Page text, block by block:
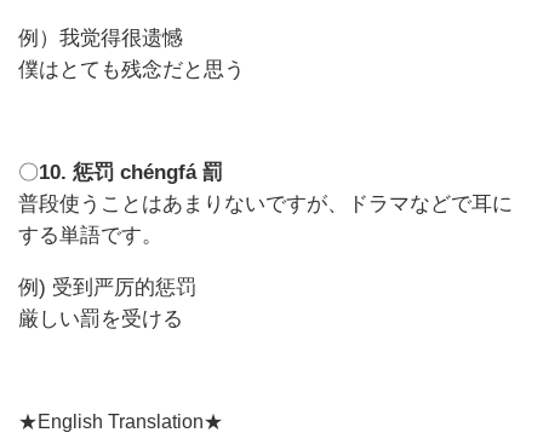
例）我觉得很遗憾
僕はとても残念だと思う
〇10. 惩罚 chéngfá 罰
普段使うことはあまりないですが、ドラマなどで耳に
する単語です。
例) 受到严厉的惩罚
厳しい罰を受ける
★English Translation★